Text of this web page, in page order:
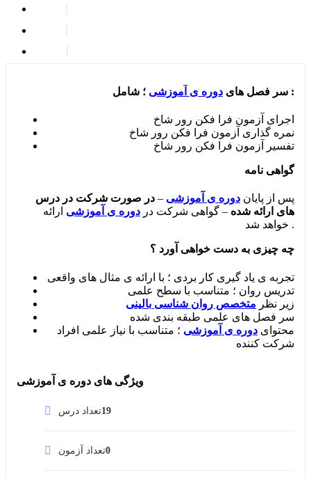
سر فصل های دوره ی آموزشی ؛ شامل :
اجرای آزمون فرا فکن رور شاخ
نمره گذاری آزمون فرا فکن رور شاخ
تفسیر آزمون فرا فکن رور شاخ
گواهی نامه
پس از پایان دوره ی آموزشی – در صورت شرکت در درس
های ارائه شده – گواهی شرکت در دوره ی آموزشی ارائه
خواهد شد .
چه چیزی به دست خواهی آورد ؟
تجربه ی یاد گیری کار بردی ؛ با ارائه ی مثال های واقعی
تدریس روان ؛ متناسب با سطح علمی
زیر نظر متخصص روان شناسی بالینی
سر فصل های علمی طبقه بندی شده
محتوای دوره ی آموزشی ؛ متناسب با نیاز علمی افراد
شرکت کننده
ویژگی های دوره ی آموزشی
تعداد درس19
تعداد آزمون0